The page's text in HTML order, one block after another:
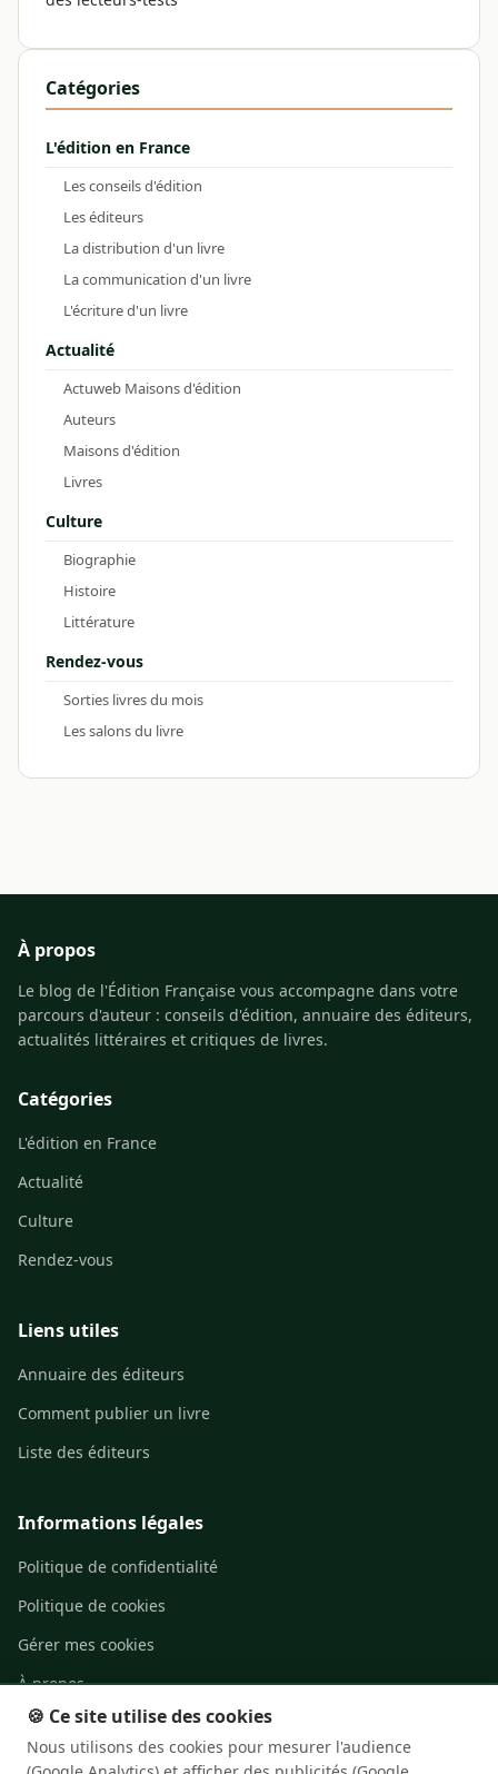
Catégories
L'édition en France
Les conseils d'édition
Les éditeurs
La distribution d'un livre
La communication d'un livre
L'écriture d'un livre
Actualité
Actuweb Maisons d'édition
Auteurs
Maisons d'édition
Livres
Culture
Biographie
Histoire
Littérature
Rendez-vous
Sorties livres du mois
Les salons du livre
À propos
Le blog de l'Édition Française vous accompagne dans votre
parcours d'auteur : conseils d'édition, annuaire des éditeurs,
actualités littéraires et critiques de livres.
Catégories
L'édition en France
Actualité
Culture
Rendez-vous
Liens utiles
Annuaire des éditeurs
Comment publier un livre
Liste des éditeurs
Informations légales
Politique de confidentialité
Politique de cookies
Gérer mes cookies
À propos
Contact
🍪 Ce site utilise des cookies
Nous utilisons des cookies pour mesurer l'audience